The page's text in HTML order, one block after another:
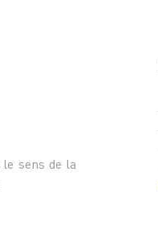
sens de la